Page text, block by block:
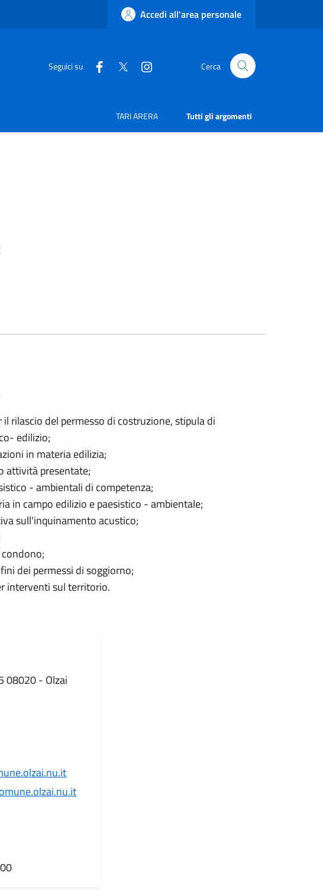
Accedi all'area personale
Seguici su Cerca
TARI ARERA Tutti gli argomenti
rilascio del permesso di costruzione, stipula di
edilizio;
in materia edilizia;
attività presentate;
- ambientali di competenza;
in campo edilizio e paesistico - ambientale;
sull'inquinamento acustico;
dei permessi di soggiorno;
interventi sul territorio.
08020 - Olzai